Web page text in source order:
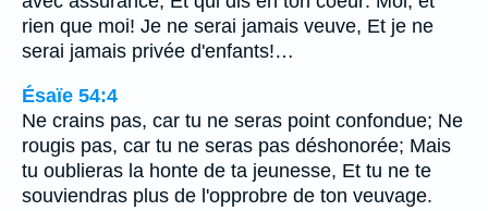
rien que moi! Je ne serai jamais veuve, Et je ne
serai jamais privée d'enfants!…
Ésaïe 54:4
Ne crains pas, car tu ne seras point confondue; Ne
rougis pas, car tu ne seras pas déshonorée; Mais
tu oublieras la honte de ta jeunesse, Et tu ne te
souviendras plus de l'opprobre de ton veuvage.